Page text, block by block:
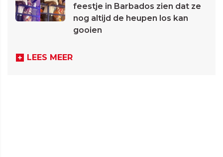
feestje in Barbados zien dat ze
nog altijd de heupen los kan
gooien
LEES MEER